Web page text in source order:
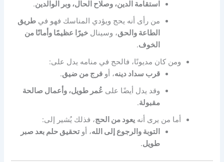
استقامة الدين، وصلاح الحال، وبر الوالدين.
من رأى أنه يحج ويؤدي المناسك فهو فيطريق
الطاعة والحق، وسينالخيرًا عظيمًا وأمانًا من
الخوف.
ومن كان مديونًا، فالحج في منامه يدل على:
قرب سداد دينه، أوفرج من ضيق.
وقد يدل أيضًا على عُمر طويل، وأعمال صالحة
مقبولة.
أما من يرى أنهيعود من الحج، فذلك يُشير إلى:
التوبة والرجوع إلى الله، أوتحقيق حلم بعد صبر
طويل.